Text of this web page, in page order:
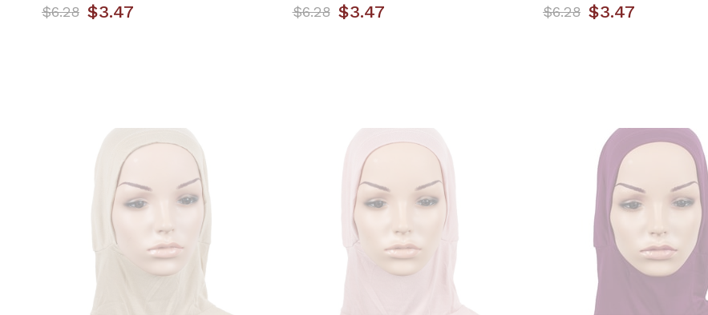
$3.47
$6.28 $3.47
$6.28 $3.47
$6.28